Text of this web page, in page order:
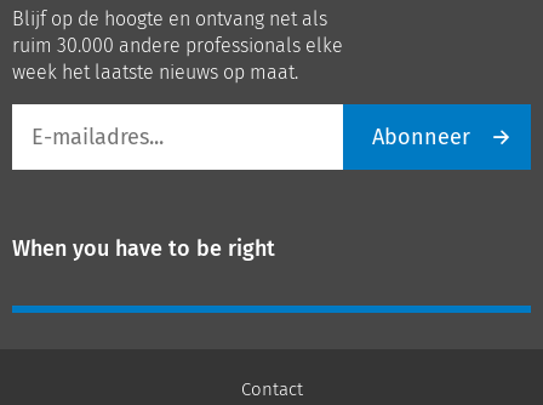
LinkedInYoutube
Blijf op de hoogte en ontvang net als
ruim 30.000 andere professionals elke
week het laatste nieuws op maat.
mailadres
Abonneer
When you have to be right
Contact